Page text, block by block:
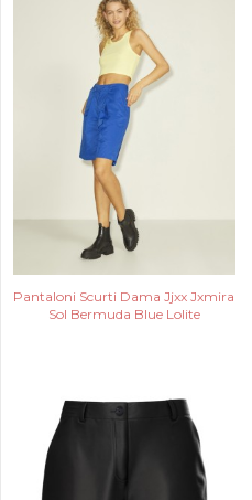
Pantaloni Scurti Dama Jjxx Jxmira
Sol Bermuda Blue Lolite